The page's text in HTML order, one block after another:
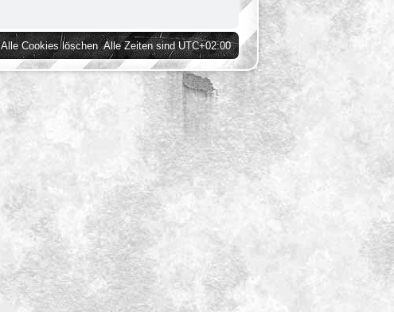
Alle Zeiten sindUTC+02:00
Alle Cookies löschen